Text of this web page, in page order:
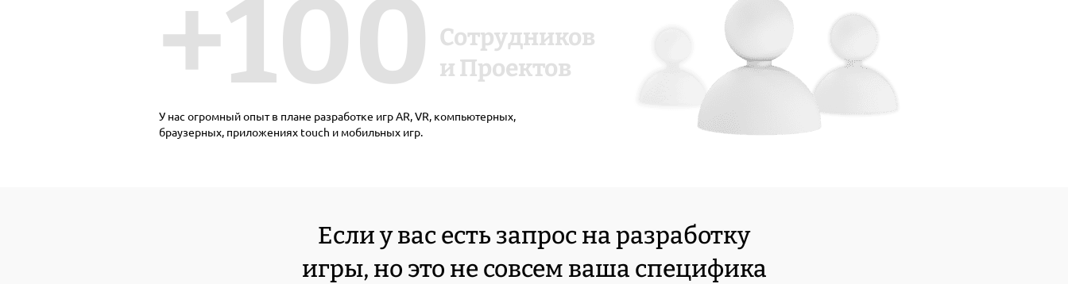
+100 Сотрудников
и Проектов
У нас огромный опыт в плане разработке игр AR, VR, компьютерных,
браузерных, приложениях touch и мобильных игр.
Если у вас есть запрос на разработку
игры, но это не совсем ваша специфика